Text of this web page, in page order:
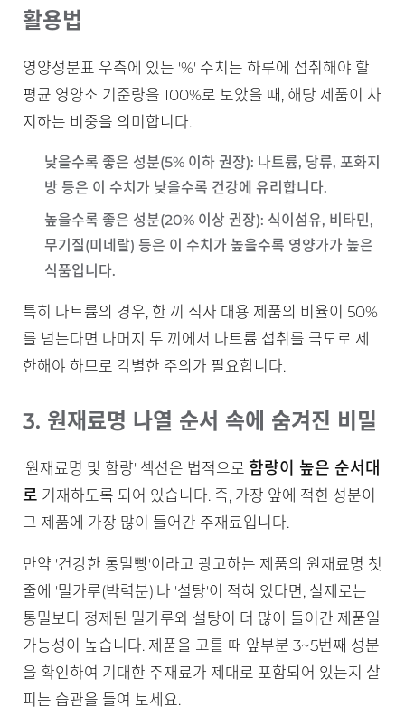
활용법
영양성분표 우측에 있는 '%' 수치는 하루에 섭취해야 할
평균 영양소 기준량을 100%로 보았을 때, 해당 제품이 차
지하는 비중을 의미합니다.
낮을수록 좋은 성분(5% 이하 권장): 나트륨, 당류, 포화지
방 등은 이 수치가 낮을수록 건강에 유리합니다.
높을수록 좋은 성분(20% 이상 권장): 식이섬유, 비타민,
무기질(미네랄) 등은 이 수치가 높을수록 영양가가 높은
식품입니다.
특히 나트륨의 경우, 한 끼 식사 대용 제품의 비율이 50%
를 넘는다면 나머지 두 끼에서 나트륨 섭취를 극도로 제
한해야 하므로 각별한 주의가 필요합니다.
3. 원재료명 나열 순서 속에 숨겨진 비밀
'원재료명 및 함량' 섹션은 법적으로 함량이 높은 순서대
로 기재하도록 되어 있습니다. 즉, 가장 앞에 적힌 성분이
그 제품에 가장 많이 들어간 주재료입니다.
만약 '건강한 통밀빵'이라고 광고하는 제품의 원재료명 첫
줄에 '밀가루(박력분)'나 '설탕'이 적혀 있다면, 실제로는
통밀보다 정제된 밀가루와 설탕이 더 많이 들어간 제품일
가능성이 높습니다. 제품을 고를 때 앞부분 3~5번째 성분
을 확인하여 기대한 주재료가 제대로 포함되어 있는지 살
피는 습관을 들여 보세요.